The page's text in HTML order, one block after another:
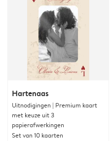
Hartenaas
Uitnodigingen | Premium kaart
met keuze uit 3
papierafwerkingen
Set van 10 kaarten